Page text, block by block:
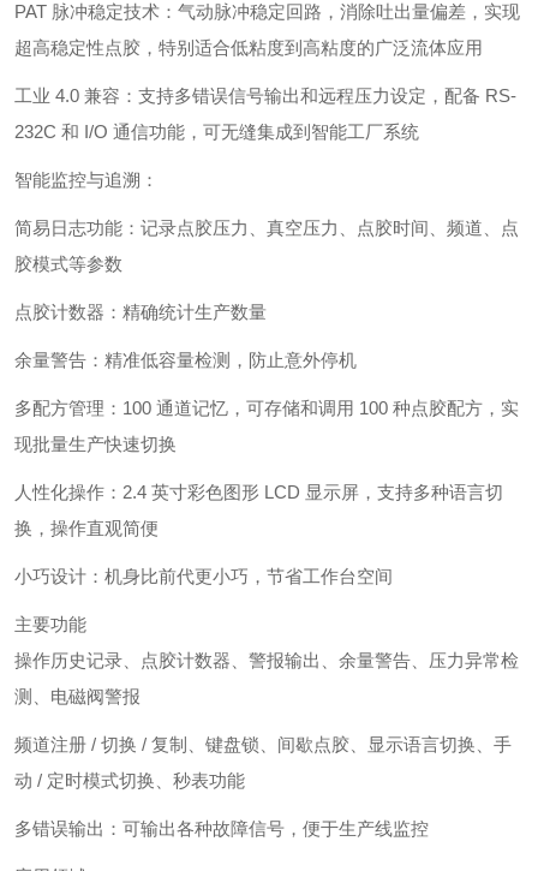
PAT 脉冲稳定技术 ：气动脉冲稳定回路，消除吐出量偏差，实现
超高稳定性点胶，特别适合低粘度到高粘度的广泛流体应用
工业 4.0 兼容 ：支持多错误信号输出和远程压力设定，配备 RS-
232C 和 I/O 通信功能，可无缝集成到智能工厂系统
智能监控与追溯 ：
简易日志功能：记录点胶压力、真空压力、点胶时间、频道、点
胶模式等参数
点胶计数器：精确统计生产数量
余量警告：精准低容量检测，防止意外停机
多配方管理 ：100 通道记忆，可存储和调用 100 种点胶配方，实
现批量生产快速切换
人性化操作 ：2.4 英寸彩色图形 LCD 显示屏，支持多种语言切
换，操作直观简便
小巧设计 ：机身比前代更小巧，节省工作台空间
主要功能
操作历史记录、点胶计数器、警报输出、余量警告、压力异常检
测、电磁阀警报
频道注册 / 切换 / 复制、键盘锁、间歇点胶、显示语言切换、手
动 / 定时模式切换、秒表功能
多错误输出：可输出各种故障信号，便于生产线监控